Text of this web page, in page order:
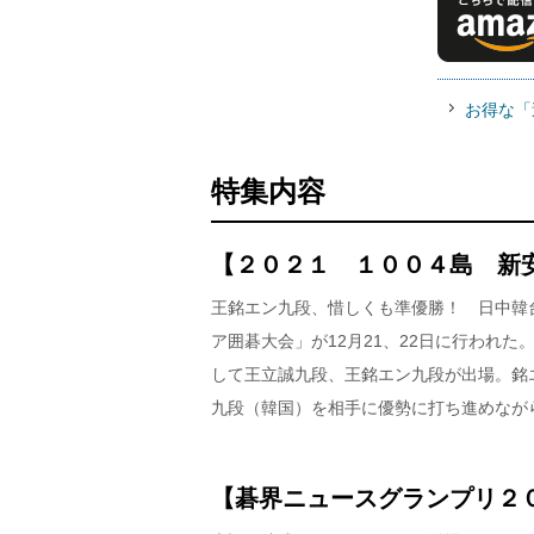
お得な
特集内容
【２０２１ １００４島 新
王銘エン九段、惜しくも準優勝！ 日中
ア囲碁大会」が12月21、22日に行われた
して王立誠九段、王銘エン九段が出場。
九段（韓国）を相手に優勢に打ち進めな
【碁界ニュースグランプリ２